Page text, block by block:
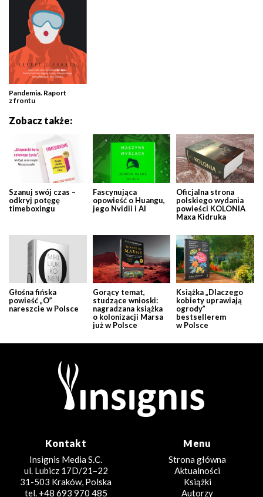
Pandemia. Raport
z frontu
Zobacz także:
Szanuj swój czas –
odkryj potęgę
timeboxingu
Fascynująca
opowieść o Huangu,
jego Nvidii i AI
Oficjalna strona
polskiego wydania
powieści KOLONIA
Maxa Kidruka
Głośna fińska
powieść „O”
nareszcie w Polsce
Gorący temat,
studzące wnioski:
nagradzana książka
o kolonizacji Marsa
już w Polsce
Książka „Dlaczego
kobiety uprawiają
ogrody”
bestsellerem
w Polsce
Kontakt
Insignis Media S.C.
ul. Lubicz 17D/21–22
31-503 Kraków, Polska
tel. +48 693 970 485
Menu
Strona główna
Aktualności
Książki
Autorzy